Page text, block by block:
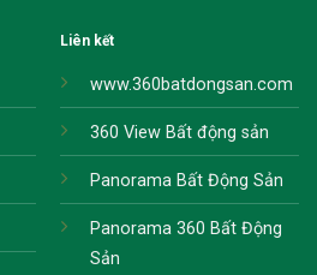
Liên kết
www.360batdongsan.com
360 View Bất động sản
Panorama Bất Động Sản
Panorama 360 Bất Động
Sản